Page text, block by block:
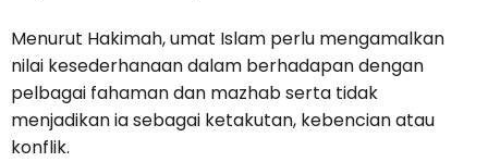
Menurut Hakimah, umat Islam perlu mengamalkan
nilai kesederhanaan dalam berhadapan dengan
pelbagai fahaman dan mazhab serta tidak
menjadikan ia sebagai ketakutan, kebencian atau
konflik.